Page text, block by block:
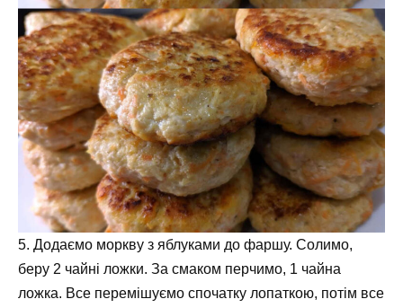
5. Додаємо моркву з яблуками до фаршу. Солимо,
беру 2 чайні ложки. За смаком перчимо, 1 чайна
ложка. Все перемішуємо спочатку лопаткою, потім все